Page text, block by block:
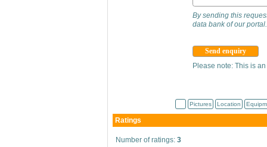
By sending this
data bank of our portal.
Please note: This is
Pictures Location
Ratings
Number of ratings: 3